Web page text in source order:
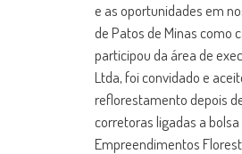
e as oportunidades em
de Patos de Minas como
participou da área de
Ltda, foi convidado e
reflorestamento depois
corretoras ligadas a
Empreendimentos